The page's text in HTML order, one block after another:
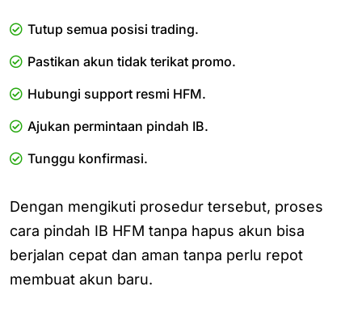
Tutup semua posisi trading.
Pastikan akun tidak terikat promo.
Hubungi support resmi HFM.
Ajukan permintaan pindah IB.
Tunggu konfirmasi.
Dengan mengikuti prosedur tersebut, proses
cara pindah IB HFM tanpa hapus akun bisa
berjalan cepat dan aman tanpa perlu repot
membuat akun baru.